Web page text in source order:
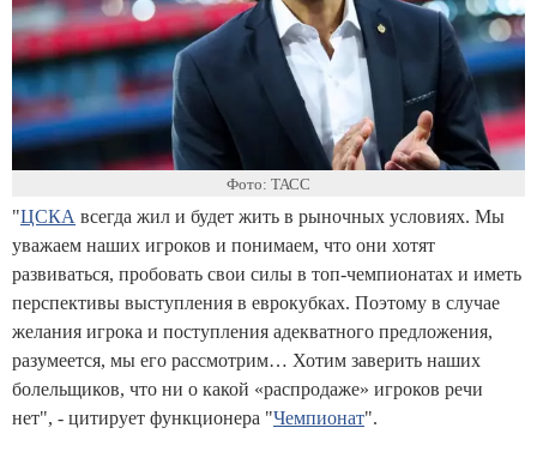
Фото: ТАСС
"ЦСКА всегда жил и будет жить в рыночных условиях. Мы
уважаем наших игроков и понимаем, что они хотят
развиваться, пробовать свои силы в топ-чемпионатах и иметь
перспективы выступления в еврокубках. Поэтому в случае
желания игрока и поступления адекватного предложения,
разумеется, мы его рассмотрим… Хотим заверить наших
болельщиков, что ни о какой «распродаже» игроков речи
нет", - цитирует функционера "Чемпионат".